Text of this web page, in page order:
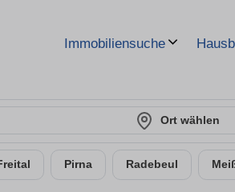
Immobiliensuche
Ort wählen
Pirna Radebeul